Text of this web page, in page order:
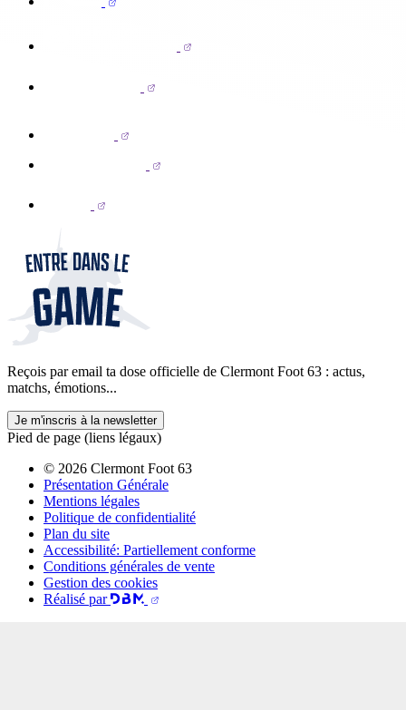
Reçois par email ta dose officielle de Clermont Foot 63 : actus,
matchs, émotions...
Je m'inscris à la newsletter
Pied de page (liens légaux)
© 2026 Clermont Foot 63
Présentation Générale
Mentions légales
Politique de confidentialité
Plan du site
Accessibilité: Partiellement conforme
Conditions générales de vente
Gestion des cookies
Réalisé par